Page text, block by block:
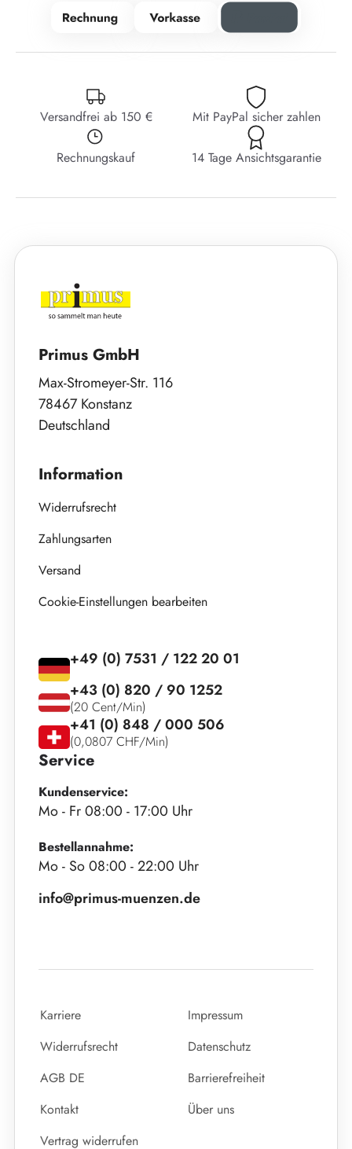
Versandfrei ab 150 € Mit PayPal sicher zahlen
Rechnungskauf 14 Tage Ansichtsgarantie
Primus GmbH
Max-Stromeyer-Str. 116
78467 Konstanz
Deutschland
Information
Widerrufsrecht
Zahlungsarten
Versand
Cookie-Einstellungen bearbeiten
Service
Kundenservice:
Mo - Fr 08:00 - 17:00 Uhr
Bestellannahme:
Mo - So 08:00 - 22:00 Uhr
info@primus-muenzen.de
+49 (0) 7531 / 122 20 01
+43 (0) 820 / 90 1252
(20 Cent/Min)
+41 (0) 848 / 000 506
(0,0807 CHF/Min)
Karriere
Impressum
Widerrufsrecht
Datenschutz
AGB DE
Barrierefreiheit
Kontakt
Über uns
Vertrag widerrufen